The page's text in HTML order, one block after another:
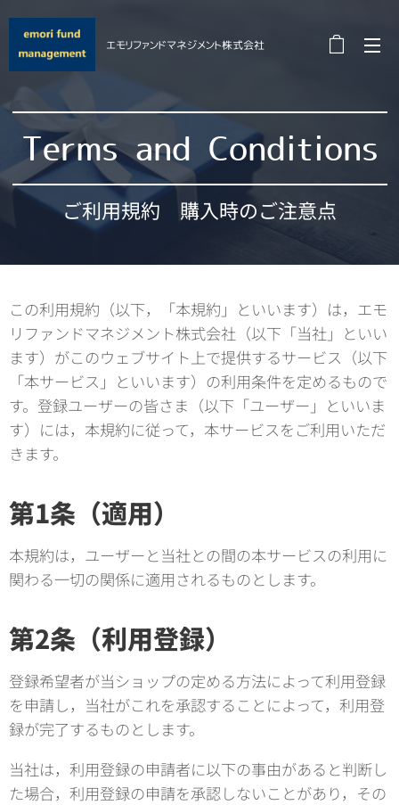
エモリファンドマネジメント株式会社
Terms and Conditions
ご利用規約 購入時のご注意点
この利用規約（以下，「本規約」といいます）は，エモ
リファンドマネジメント株式会社（以下「当社」といい
ます）がこのウェブサイト上で提供するサービス（以下
「本サービス」といいます）の利用条件を定めるもので
す。登録ユーザーの皆さま（以下「ユーザー」といいま
す）には，本規約に従って，本サービスをご利用いただ
きます。
第1条（適用）
本規約は，ユーザーと当社との間の本サービスの利用に
関わる一切の関係に適用されるものとします。
第2条（利用登録）
登録希望者が当ショップの定める方法によって利用登録
を申請し，当社がこれを承認することによって，利用登
録が完了するものとします。
当社は，利用登録の申請者に以下の事由があると判断し
た場合，利用登録の申請を承認しないことがあり，その